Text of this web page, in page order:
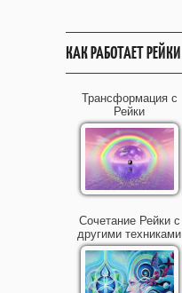
КАК РАБОТАЕТ РЕЙКИ
Трансформация с
Рейки
Сочетание Рейки с
другими техниками